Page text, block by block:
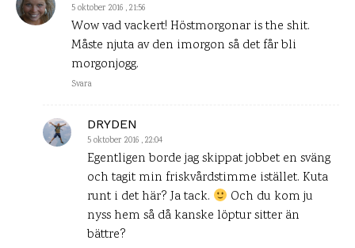
5 oktober 2016 , 21:56
Wow vad vackert! Höstmorgonar is the shit.
Måste njuta av den imorgon så det får bli
morgonjogg.
Svara
DRYDEN
5 oktober 2016 , 22:04
Egentligen borde jag skippat jobbet en sväng
och tagit min friskvårdstimme istället. Kuta
runt i det här? Ja tack.
Och du kom ju
nyss hem så då kanske löptur sitter än
bättre?